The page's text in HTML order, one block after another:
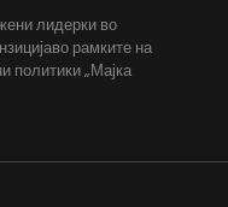
лидерки во
рамките на
политики „Мајка